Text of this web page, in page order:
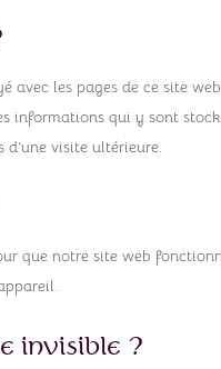
avec les pages de ce site
informations qui y sont
d’une visite ultérieure.
que notre site web
invisible ?